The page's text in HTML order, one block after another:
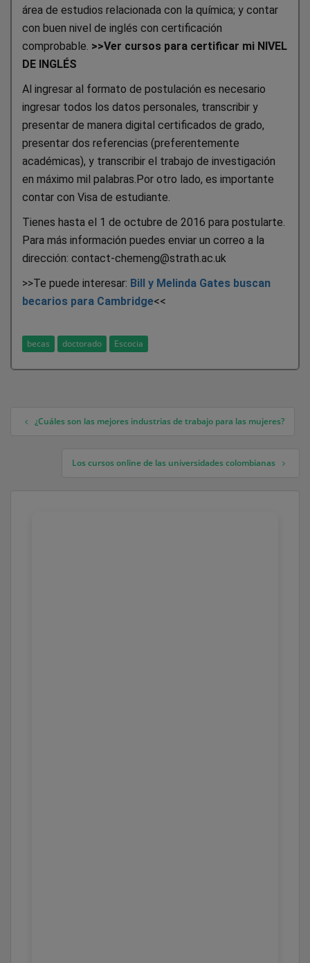
área de estudios relacionada con la química; y contar
con buen nivel de inglés con certificación
comprobable. >>Ver cursos para certificar mi NIVEL
DE INGLÉS
Al ingresar al formato de postulación es necesario
ingresar todos los datos personales, transcribir y
presentar de manera digital certificados de grado,
presentar dos referencias (preferentemente
académicas), y transcribir el trabajo de investigación
en máximo mil palabras.Por otro lado, es importante
contar con Visa de estudiante.
Tienes hasta el 1 de octubre de 2016 para postularte.
Para más información puedes enviar un correo a la
dirección: contact-chemeng@strath.ac.uk
>>Te puede interesar: Bill y Melinda Gates buscan
becarios para Cambridge<<
becas doctorado Escocia
Navegación de entradas
¿Cuáles son las mejores industrias de trabajo para las mujeres?
Los cursos online de las universidades colombianas